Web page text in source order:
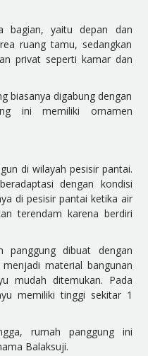
bagian, yaitu depan dan
ruang tamu, sedangkan
privat seperti kamar dan
biasanya digabung dengan
ini memiliki ornamen
di wilayah pesisir pantai.
dengan kondisi
di pesisir pantai ketika air
terendam karena berdiri
panggung dibuat dengan
material bangunan
mudah ditemukan. Pada
memiliki tinggi sekitar 1
rumah panggung ini
Balaksuji.